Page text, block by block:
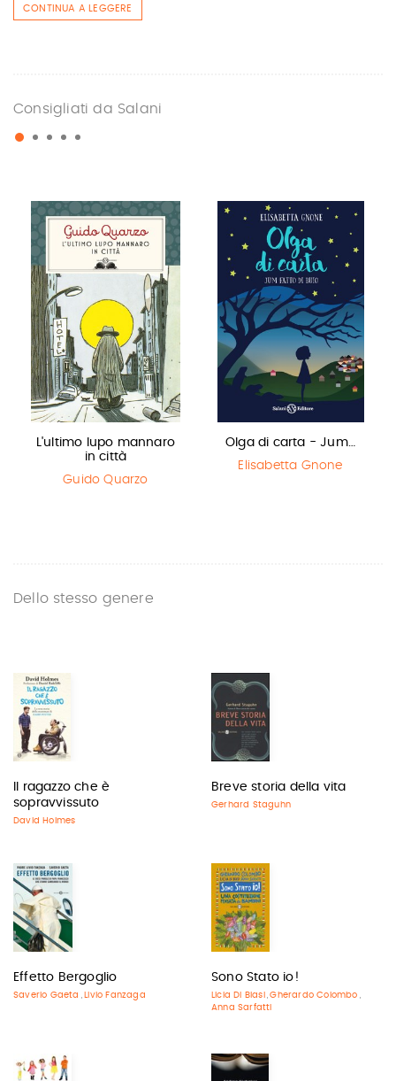
CONTINUA A LEGGERE
Consigliati da Salani
L'ultimo lupo mannaro
in città
Guido Quarzo
Olga di carta - Jum…
Elisabetta Gnone
Dello stesso genere
Il ragazzo che è
sopravvissuto
David Holmes
Breve storia della vita
Gerhard Staguhn
Effetto Bergoglio
Saverio Gaeta , Livio Fanzaga
Sono Stato io!
Licia Di Blasi ,Gherardo Colombo ,
Anna Sarfatti